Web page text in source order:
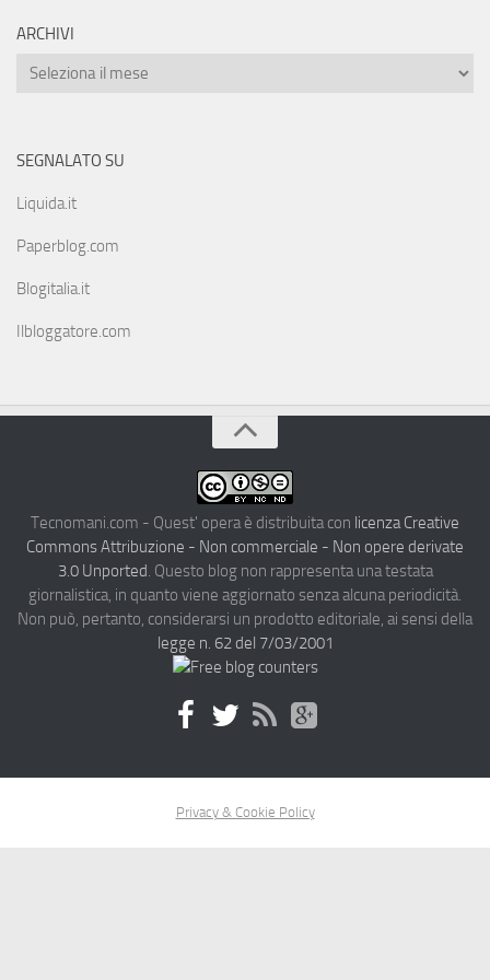
ARCHIVI
SEGNALATO SU
Liquida.it
Paperblog.com
Blogitalia.it
Ilbloggatore.com
Tecnomani.com - Quest' opera è distribuita con licenza Creative
Commons Attribuzione - Non commerciale - Non opere derivate
3.0 Unported. Questo blog non rappresenta una testata
giornalistica, in quanto viene aggiornato senza alcuna periodicità.
Non può, pertanto, considerarsi un prodotto editoriale, ai sensi della
legge n. 62 del 7/03/2001
Privacy & Cookie Policy